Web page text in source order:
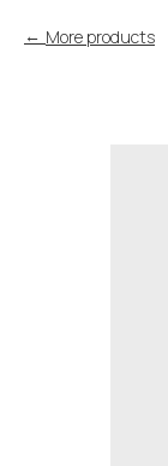
More products